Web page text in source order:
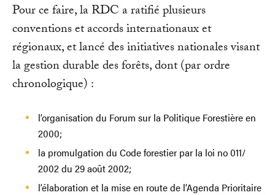
Pour ce faire, la RDC a ratifié plusieurs
conventions et accords internationaux et
régionaux, et lancé des initiatives nationales visant
la gestion durable des forêts, dont (par ordre
chronologique) :
l’organisation du Forum sur la Politique Forestière en
2000;
la promulgation du Code forestier par la loi no 011/
2002 du 29 août 2002;
l’élaboration et la mise en route de l’Agenda Prioritaire